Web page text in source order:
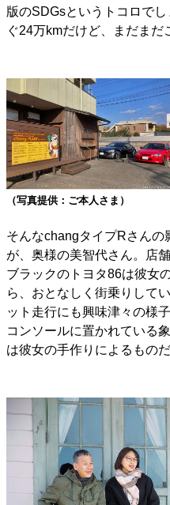
版のSDGsというトコロで
ぐ24万kmだけど、まだまだ
（写真提供：ご本人さま）
そんなchangタイプRさん
が、奥様の美智代さん。店
ブラックのトヨタ86は彼女
ら、おとなしく街乗りして
ット走行にも興味津々の様
コンソールに置かれている
は彼女の手作りによるものだ